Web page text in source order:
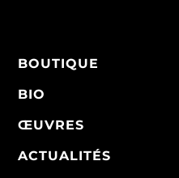
BOUTIQUE
BIO
ŒUVRES
ACTUALITÉS